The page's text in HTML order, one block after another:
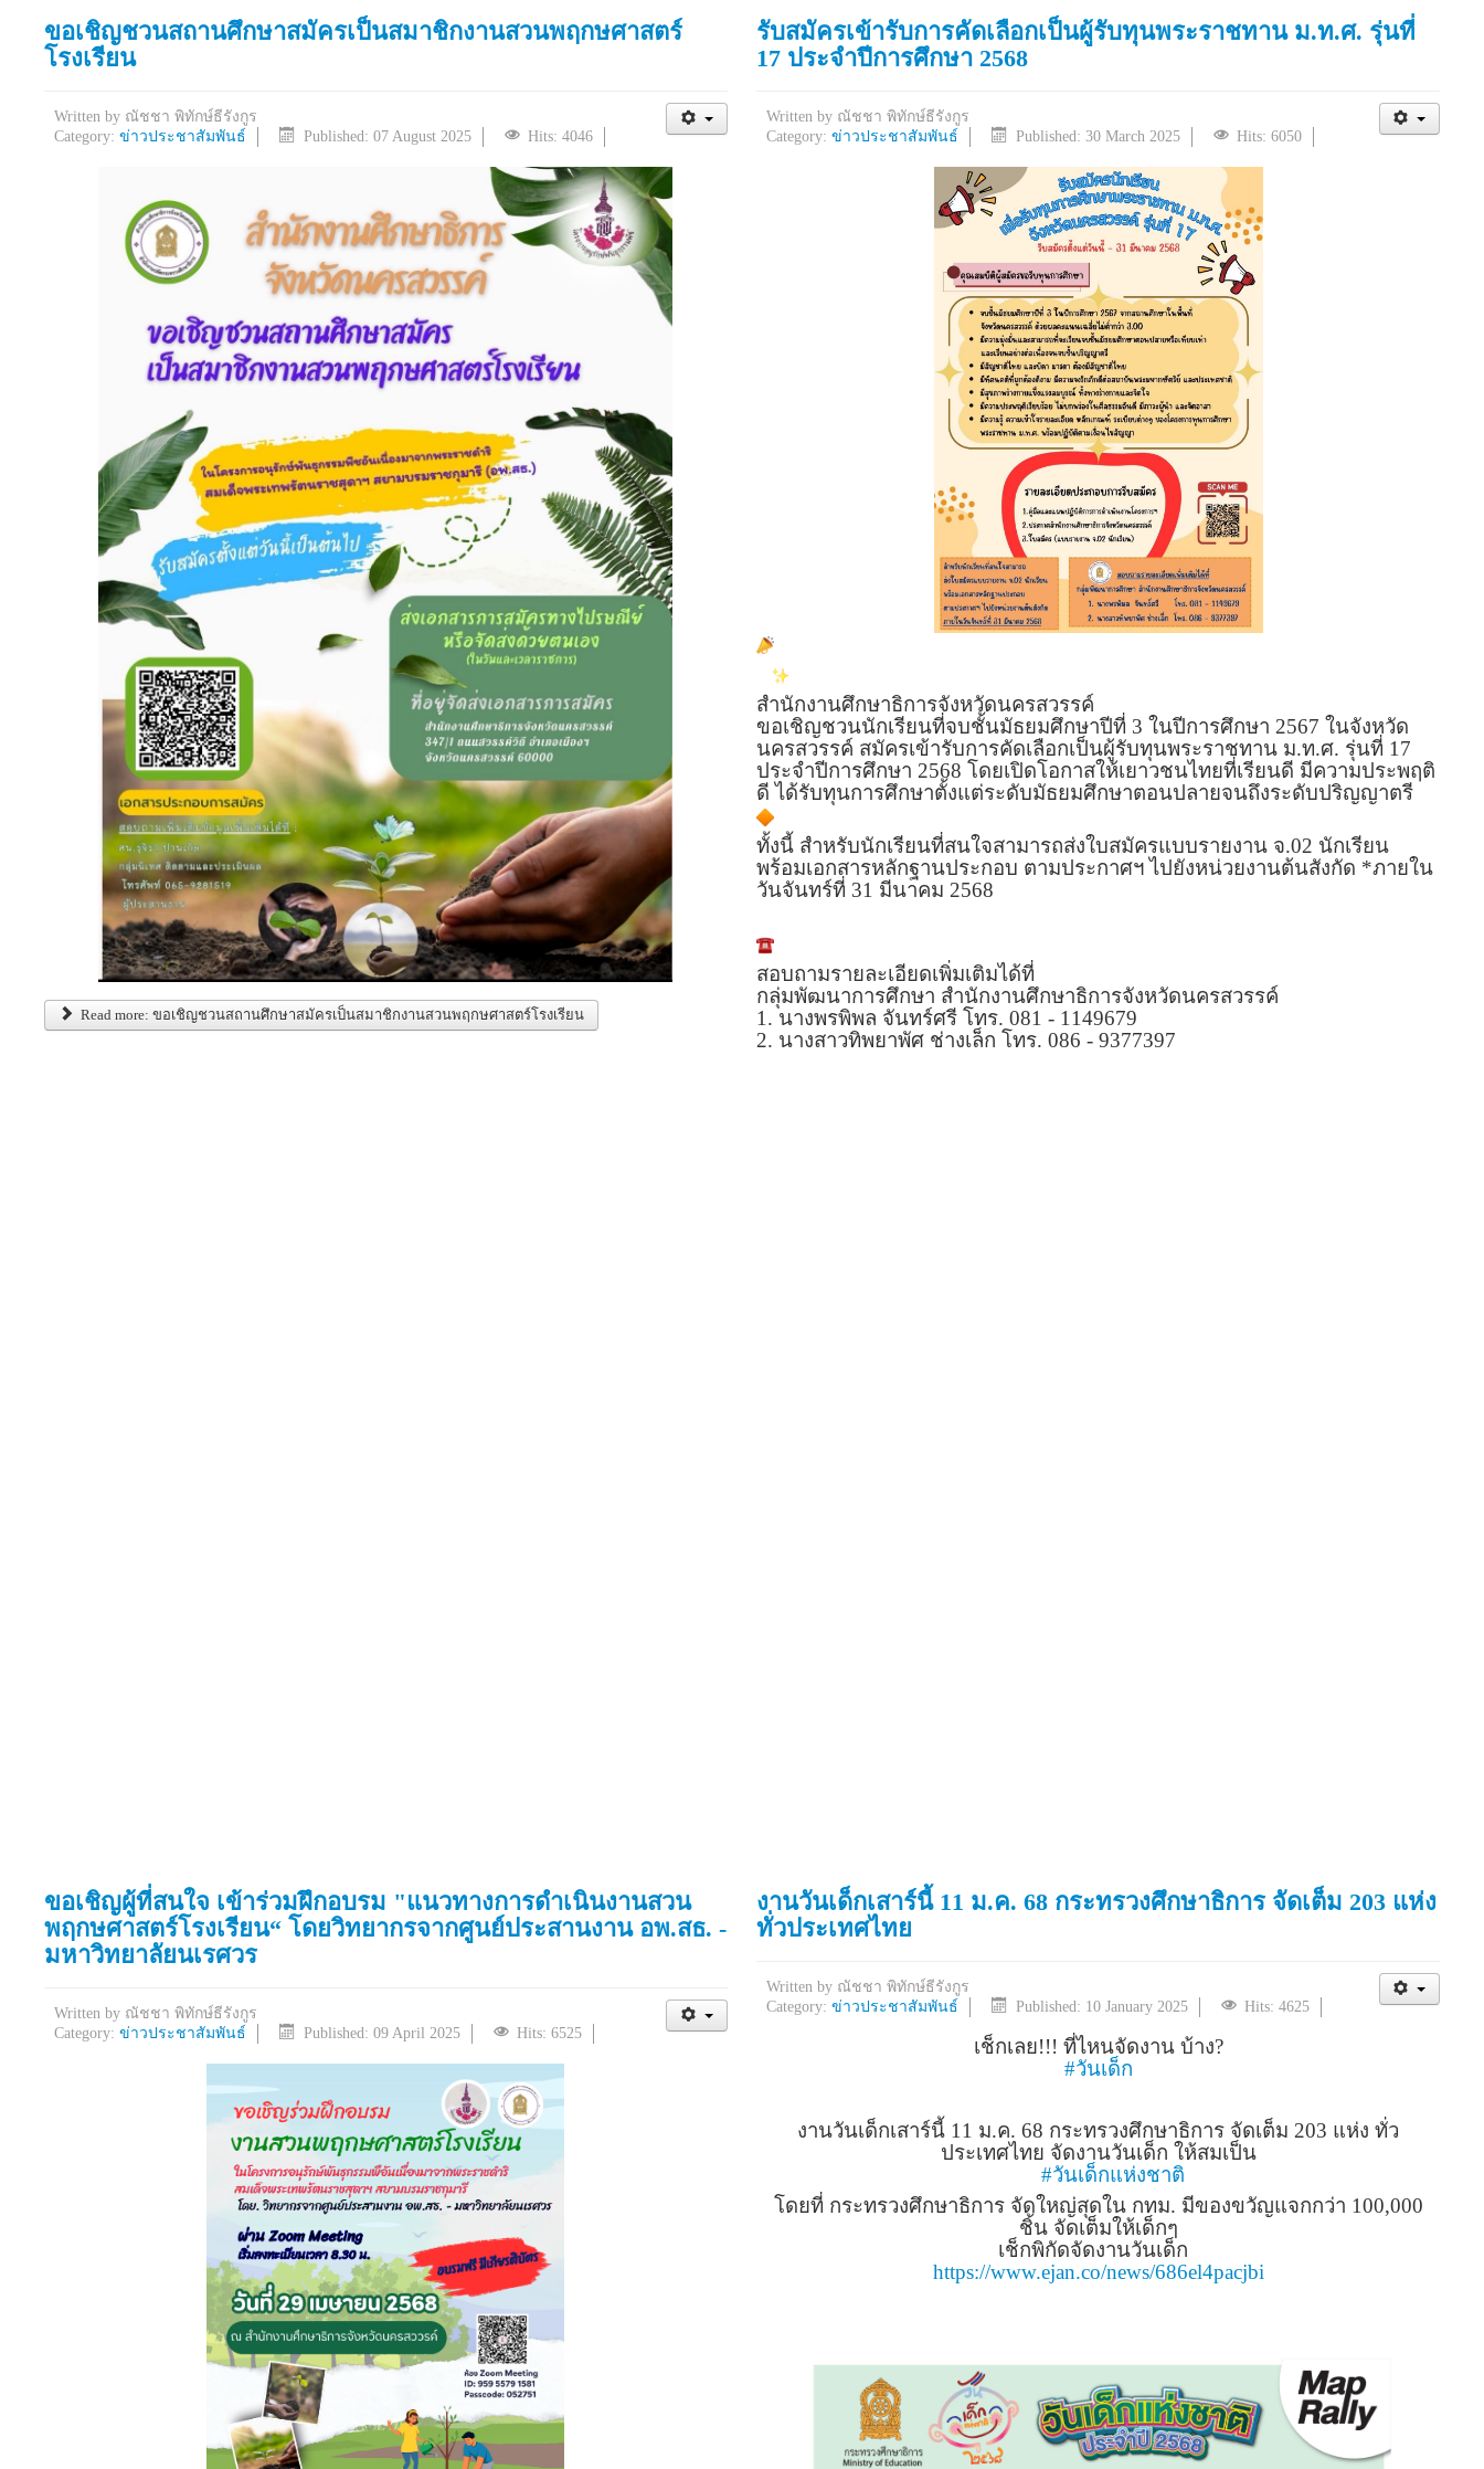
ขอเชิญชวนสถานศึกษาสมัครเป็นสมาชิกงานสวนพฤกษศาสตร์
โรงเรียน
Written by ณัชชา พิทักษ์ธีรังกูร
Category: ข่าวประชาสัมพันธ์ Published: 07 August 2025 Hits: 4046
Read more: ขอเชิญชวนสถานศึกษาสมัครเป็นสมาชิกงานสวนพฤกษศาสตร์โรงเรียน
รับสมัครเข้ารับการคัดเลือกเป็นผู้รับทุนพระราชทาน ม.ท.ศ. รุ่นที่
17 ประจำปีการศึกษา 2568
Written by ณัชชา พิทักษ์ธีรังกูร
Category:ข่าวประชาสัมพันธ์ Published: 30 March 2025 Hits: 6050
สำนักงานศึกษาธิการจังหวัดนครสวรรค์
ขอเชิญชวนนักเรียนที่จบชั้นมัธยมศึกษาปีที่ 3 ในปีการศึกษา 2567 ในจังหวัด
นครสวรรค์ สมัครเข้ารับการคัดเลือกเป็นผู้รับทุนพระราชทาน ม.ท.ศ. รุ่นที่ 17
ประจำปีการศึกษา 2568 โดยเปิดโอกาสให้เยาวชนไทยที่เรียนดี มีความประพฤติ
ดี ได้รับทุนการศึกษาตั้งแต่ระดับมัธยมศึกษาตอนปลายจนถึงระดับปริญญาตรี
ทั้งนี้ สำหรับนักเรียนที่สนใจสามารถส่งใบสมัครแบบรายงาน จ.02 นักเรียน
พร้อมเอกสารหลักฐานประกอบ ตามประกาศฯ ไปยังหน่วยงานต้นสังกัด *ภายใน
วันจันทร์ที่ 31 มีนาคม 2568
สอบถามรายละเอียดเพิ่มเติมได้ที่
กลุ่มพัฒนาการศึกษา สำนักงานศึกษาธิการจังหวัดนครสวรรค์
1. นางพรพิพล จันทร์ศรี โทร. 081 - 1149679
2. นางสาวทิพยาพัศ ช่างเล็ก โทร. 086 - 9377397
ขอเชิญผู้ที่สนใจ เข้าร่วมฝึกอบรม "แนวทางการดำเนินงานสวน
พฤกษศาสตร์โรงเรียน“ โดยวิทยากรจากศูนย์ประสานงาน อพ.สธ. -
มหาวิทยาลัยนเรศวร
Written by ณัชชา พิทักษ์ธีรังกูร
Category: ข่าวประชาสัมพันธ์ Published: 09 April 2025 Hits: 6525
งานวันเด็กเสาร์นี้ 11 ม.ค. 68 กระทรวงศึกษาธิการ จัดเต็ม 203 แห่ง
ทั่วประเทศไทย
Written by ณัชชา พิทักษ์ธีรังกูร
Category:ข่าวประชาสัมพันธ์ Published: 10 January 2025 Hits: 4625
เช็กเลย!!! ที่ไหนจัดงาน
#วันเด็ก
บ้าง?
งานวันเด็กเสาร์นี้ 11 ม.ค. 68 กระทรวงศึกษาธิการ จัดเต็ม 203 แห่ง ทั่ว
ประเทศไทย จัดงานวันเด็ก ให้สมเป็น
#วันเด็กแห่งชาติ
โดยที่ กระทรวงศึกษาธิการ จัดใหญ่สุดใน กทม. มีของขวัญแจกกว่า 100,000
ชิ้น จัดเต็มให้เด็กๆ
เช็กพิกัดจัดงานวันเด็ก
https://www.ejan.co/news/686el4pacjbi